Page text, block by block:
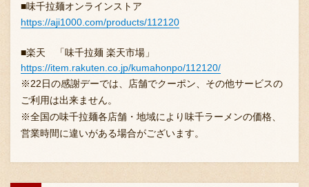
■味千拉麺オンラインストア
https://aji1000.com/products/112120
■楽天 「味千拉麺 楽天市場」
https://item.rakuten.co.jp/kumahonpo/112120/
※22日の感謝デーでは、店舗でクーポン、その他サービスの
ご利用は出来ません。
※全国の味千拉麺各店舗・地域により味千ラーメンの価格、
営業時間に違いがある場合がございます。